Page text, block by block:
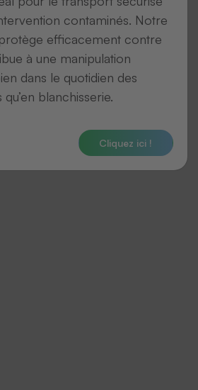
contaminés. Notre
efficacement contre
à une manipulation
dans le quotidien des
blanchisserie.
Cliquez ici !